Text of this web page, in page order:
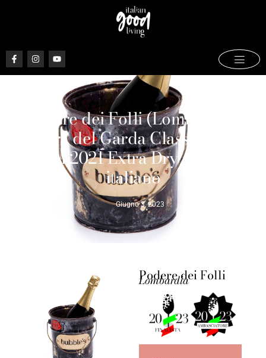
Podere dei Folli (Lombardia),
Riviera del Garda Classico Rosé
Bèspoi 2021 Extra Dry – Metodo
italiano
Giugno 3, 2023
Podere dei Folli
Lombardia